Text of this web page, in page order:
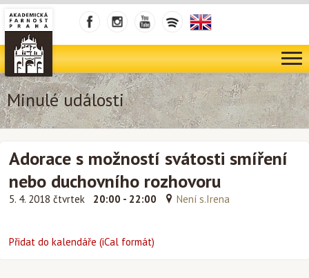
Minulé události
Adorace s možností svátosti smíření
nebo duchovního rozhovoru
5. 4. 2018 čtvrtek 20:00 - 22:00 Není s.Irena
Přidat do kalendáře (iCal formát)